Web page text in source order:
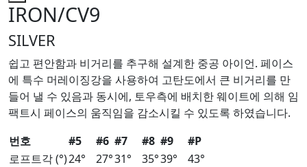
IRON/CV9
SILVER
쉽고 편안함과 비거리를 추구해 설계한 중공 아이언. 페이스
에 특수 머레이징강을 사용하여 고탄도에서 큰 비거리를 만
들어 낼 수 있음과 동시에, 토우측에 배치한 웨이트에 의해 임
팩트시 페이스의 움직임을 감소시킬 수 있도록 하였습니다.
번호
#5 #6 #7 #8 #9
#P
로프트각 (°)24° 27°31° 35°39°
43°